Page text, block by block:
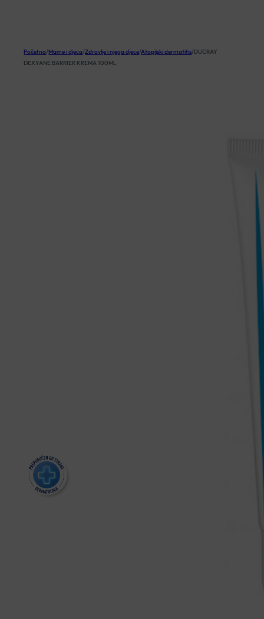
Početna/Mame i djeca/Zdravlje i njega djece/Atopijski dermatitis/DUCRAY
DEXYANE BARRIER KREMA 100ML